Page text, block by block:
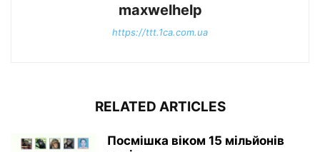
maxwelhelp
https://ttt.1ca.com.ua
RELATED ARTICLES
Посмішка віком 15 мільйонів